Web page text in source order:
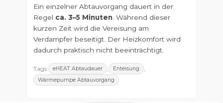
Ein einzelner Abtauvorgang dauert in der
Regel ca. 3–5 Minuten. Während dieser
kurzen Zeit wird die Vereisung am
Verdampfer beseitigt. Der Heizkomfort wird
dadurch praktisch nicht beeinträchtigt.
Tags: eHEAT Abtaudauer , Enteisung ,
Wärmepumpe Abtauvorgang